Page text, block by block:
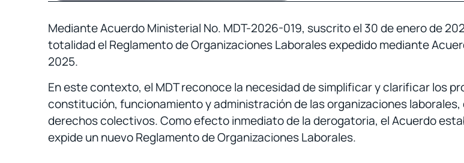
Mediante Acuerdo Ministerial No. MDT-2026-019, suscrito el 30 de enero de
totalidad el Reglamento de Organizaciones Laborales expedido mediante
2025.
En este contexto, el MDT reconoce la necesidad de simplificar y clarificar los
constitución, funcionamiento y administración de las organizaciones
derechos colectivos. Como efecto inmediato de la derogatoria, el Acuerdo
expide un nuevo Reglamento de Organizaciones Laborales.